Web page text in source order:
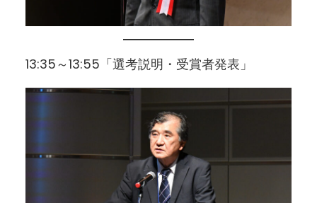
13:35～13:55「選考説明・受賞者発表」